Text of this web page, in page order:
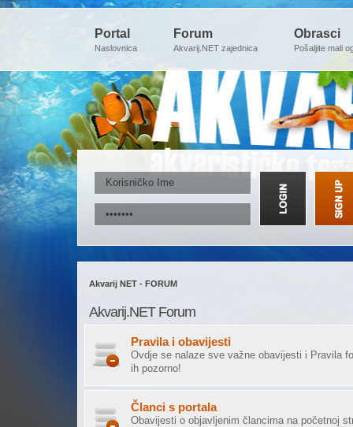
Portal
Naslovnica
Forum
Akvarij.NET zajednica
Obrasci
Pošaljite mali
Akvarij NET - FORUM
Akvarij.NET Forum
Pravila i obavijesti
Ovdje se nalaze sve važne obavijesti i Pravila
ih pozorno!
Članci s portala
Obavijesti o objavljenim člancima na početnoj